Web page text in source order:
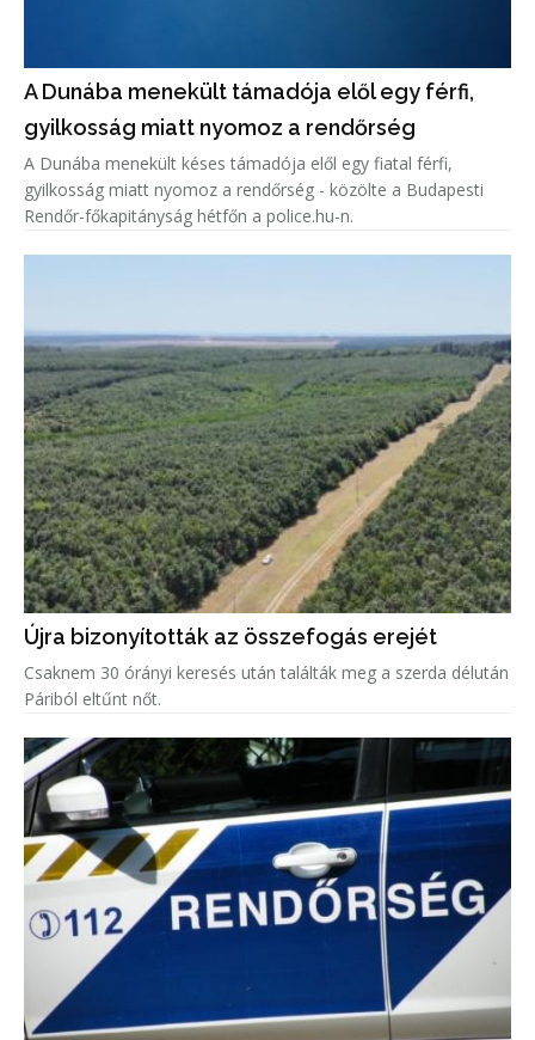
A Dunába menekült támadója elől egy férfi,
gyilkosság miatt nyomoz a rendőrség
A Dunába menekült késes támadója elől egy fiatal férfi,
gyilkosság miatt nyomoz a rendőrség - közölte a Budapesti
Rendőr-főkapitányság hétfőn a police.hu-n.
Újra bizonyították az összefogás erejét
Csaknem 30 órányi keresés után találták meg a szerda délután
Páriból eltűnt nőt.